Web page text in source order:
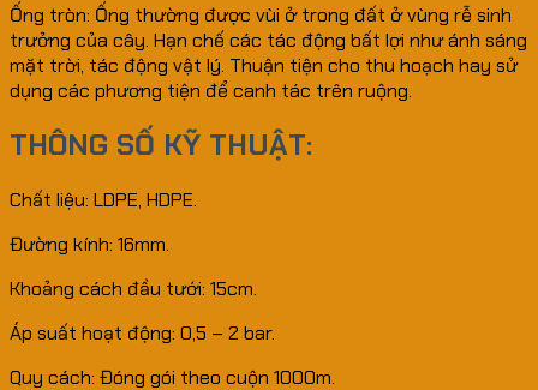
Ống tròn: Ống thường được vùi ở trong đất ở vùng rễ sinh
trưởng của cây. Hạn chế các tác động bất lợi như ánh sáng
mặt trời, tác động vật lý. Thuận tiện cho thu hoạch hay sử
dụng các phương tiện để canh tác trên ruộng.
THÔNG SỐ KỸ THUẬT:
Chất liệu: LDPE, HDPE.
Đường kính: 16mm.
Khoảng cách đầu tưới: 15cm.
Áp suất hoạt động: 0,5 – 2 bar.
Quy cách: Đóng gói theo cuộn 1000m.